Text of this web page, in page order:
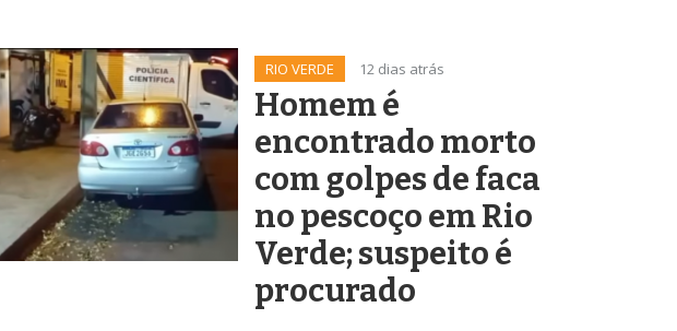
RIO VERDE 12 dias atrás
Homem é
encontrado morto
com golpes de faca
no pescoço em Rio
Verde; suspeito é
procurado